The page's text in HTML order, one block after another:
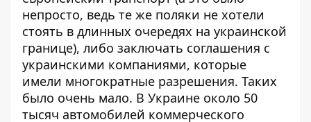
непросто, ведь те же поляки не хотели
стоять в длинных очередях на украинской
границе), либо заключать соглашения с
украинскими компаниями, которые
имели многократные разрешения. Таких
было очень мало. В Украине около 50
тысяч автомобилей коммерческого